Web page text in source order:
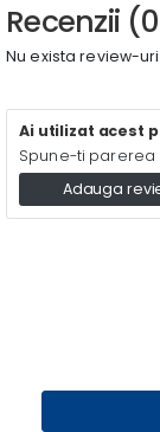
Recenzii
Nu exista review-
Ai utilizat acest
Spune-ti
Adauga